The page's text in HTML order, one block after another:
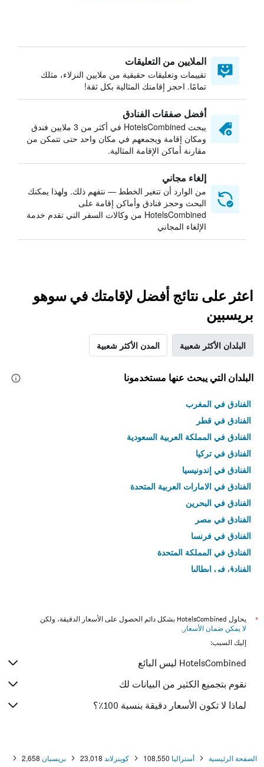
الملايين من التعليقات
تقييمات وتعليقات حقيقية من ملايين النزلاء، مثلك
تمامًا. احجز إقامتك المثالية بكل ثقة!
أفضل صفقات الفنادق
يبحث HotelsCombined في أكثر من 3 ملايين فندق
ومكان إقامة ويجمعهم في مكان واحد حتى تتمكن من
مقارنة أماكن الإقامة المثالية.
إلغاء مجاني
من الوارد أن تتغير الخطط — نتفهم ذلك. ولهذا يمكنك
البحث وحجز فنادق وأماكن إقامة على
HotelsCombined من وكالات السفر التي تقدم خدمة
الإلغاء المجاني
اعثر على نتائج أفضل لإقامتك في سوهو
بريسبين
البلدان الأكثر شعبية المدن الأكثر شعبية
البلدان التي يبحث عنها مستخدمونا
الفنادق في المغرب
الفنادق في قطر
الفنادق في المملكة العربية السعودية
الفنادق في تركيا
الفنادق في إندونيسيا
الفنادق في الامارات العربية المتحدة
الفنادق في البحرين
الفنادق في مصر
الفنادق في فرنسا
الفنادق في المملكة المتحدة
الفنادق في إيطاليا
*
يحاول HotelsCombined بشكل دائم الحصول على الأسعار الدقيقة، ولكن
لا يمكن ضمان الأسعار .
إليك السبب:
HotelsCombined ليس البائع
نقوم بتجميع الكثير من البيانات لك
لماذا لا تكون الأسعار دقيقة بنسبة 100٪؟
الصفحة الرئيسية أستراليا 108,550 كوينزلاند 23,018 بريسبان 2,658